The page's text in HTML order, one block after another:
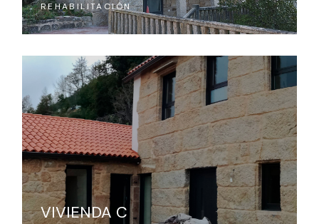
REHABILITACIÓN
VIVIENDA C